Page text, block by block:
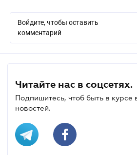
Войдите, чтобы оставить
комментарий
Читайте нас в соцсетях.
Подпишитесь, чтоб быть в курсе
новостей.